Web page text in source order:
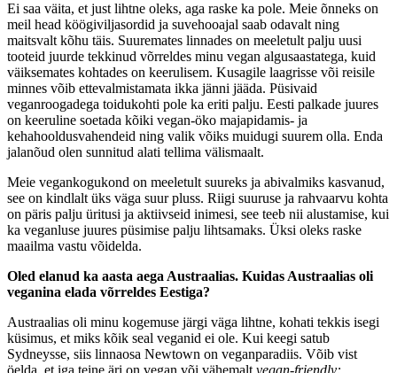
Ei saa väita, et just lihtne oleks, aga raske ka pole. Meie õnneks on
meil head köögiviljasordid ja suvehooajal saab odavalt ning
maitsvalt kõhu täis. Suuremates linnades on meeletult palju uusi
tooteid juurde tekkinud võrreldes minu vegan algusaastatega, kuid
väiksemates kohtades on keerulisem. Kusagile laagrisse või reisile
minnes võib ettevalmistamata ikka jänni jääda. Püsivaid
veganroogadega toidukohti pole ka eriti palju. Eesti palkade juures
on keeruline soetada kõiki vegan-öko majapidamis- ja
kehahooldusvahendeid ning valik võiks muidugi suurem olla. Enda
jalanõud olen sunnitud alati tellima välismaalt.
Meie vegankogukond on meeletult suureks ja abivalmiks kasvanud,
see on kindlalt üks väga suur pluss. Riigi suuruse ja rahvaarvu kohta
on päris palju üritusi ja aktiivseid inimesi, see teeb nii alustamise, kui
ka veganluse juures püsimise palju lihtsamaks. Üksi oleks raske
maailma vastu võidelda.
Oled elanud ka aasta aega Austraalias. Kuidas Austraalias oli
veganina elada võrreldes Eestiga?
Austraalias oli minu kogemuse järgi väga lihtne, kohati tekkis isegi
küsimus, et miks kõik seal veganid ei ole. Kui keegi satub
Sydneysse, siis linnaosa Newtown on veganparadiis. Võib vist
öelda, et iga teine äri on vegan või vähemalt vegan-friendly: